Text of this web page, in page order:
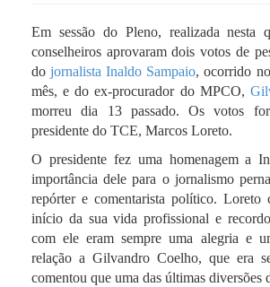
Em sessão do Pleno, realizada nesta
conselheiros aprovaram dois votos de
do jornalista Inaldo Sampaio, ocorrido
mês, e do ex-procurador do MPCO,
morreu dia 13 passado. Os votos
presidente do TCE, Marcos Loreto.
O presidente fez uma homenagem a
importância dele para o jornalismo
repórter e comentarista político. Loreto
início da sua vida profissional e
com ele eram sempre uma alegria e
relação a Gilvandro Coelho, que era
comentou que uma das últimas diversões